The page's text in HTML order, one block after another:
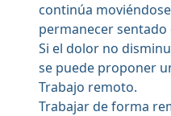
continúa
permanecer
Si el dolor no
se puede proponer
Trabajo remoto.
Trabajar de forma